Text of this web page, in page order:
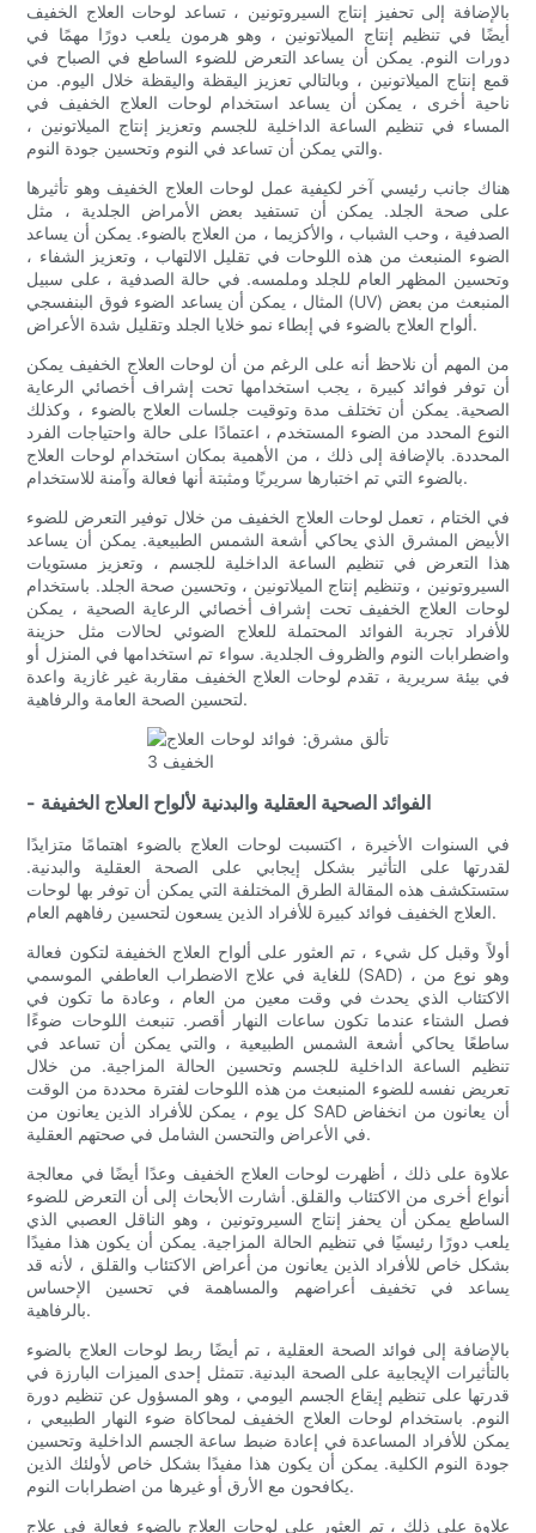
بالإضافة إلى تحفيز إنتاج السيروتونين ، تساعد لوحات العلاج الخفيف
أيضًا في تنظيم إنتاج الميلاتونين ، وهو هرمون يلعب دورًا مهمًا في
دورات النوم. يمكن أن يساعد التعرض للضوء الساطع في الصباح في
قمع إنتاج الميلاتونين ، وبالتالي تعزيز اليقظة واليقظة خلال اليوم. من
ناحية أخرى ، يمكن أن يساعد استخدام لوحات العلاج الخفيف في
المساء في تنظيم الساعة الداخلية للجسم وتعزيز إنتاج الميلاتونين ،
والتي يمكن أن تساعد في النوم وتحسين جودة النوم.
هناك جانب رئيسي آخر لكيفية عمل لوحات العلاج الخفيف وهو تأثيرها
على صحة الجلد. يمكن أن تستفيد بعض الأمراض الجلدية ، مثل
الصدفية ، وحب الشباب ، والأكزيما ، من العلاج بالضوء. يمكن أن يساعد
الضوء المنبعث من هذه اللوحات في تقليل الالتهاب ، وتعزيز الشفاء ،
وتحسين المظهر العام للجلد وملمسه. في حالة الصدفية ، على سبيل
المثال ، يمكن أن يساعد الضوء فوق البنفسجي (UV) المنبعث من بعض
ألواح العلاج بالضوء في إبطاء نمو خلايا الجلد وتقليل شدة الأعراض.
من المهم أن نلاحظ أنه على الرغم من أن لوحات العلاج الخفيف يمكن
أن توفر فوائد كبيرة ، يجب استخدامها تحت إشراف أخصائي الرعاية
الصحية. يمكن أن تختلف مدة وتوقيت جلسات العلاج بالضوء ، وكذلك
النوع المحدد من الضوء المستخدم ، اعتمادًا على حالة واحتياجات الفرد
المحددة. بالإضافة إلى ذلك ، من الأهمية بمكان استخدام لوحات العلاج
بالضوء التي تم اختبارها سريريًا ومثبتة أنها فعالة وآمنة للاستخدام.
في الختام ، تعمل لوحات العلاج الخفيف من خلال توفير التعرض للضوء
الأبيض المشرق الذي يحاكي أشعة الشمس الطبيعية. يمكن أن يساعد
هذا التعرض في تنظيم الساعة الداخلية للجسم ، وتعزيز مستويات
السيروتونين ، وتنظيم إنتاج الميلاتونين ، وتحسين صحة الجلد. باستخدام
لوحات العلاج الخفيف تحت إشراف أخصائي الرعاية الصحية ، يمكن
للأفراد تجربة الفوائد المحتملة للعلاج الضوئي لحالات مثل حزينة
واضطرابات النوم والظروف الجلدية. سواء تم استخدامها في المنزل أو
في بيئة سريرية ، تقدم لوحات العلاج الخفيف مقاربة غير غازية واعدة
لتحسين الصحة العامة والرفاهية.
- الفوائد الصحية العقلية والبدنية لألواح العلاج الخفيفة
في السنوات الأخيرة ، اكتسبت لوحات العلاج بالضوء اهتمامًا متزايدًا
لقدرتها على التأثير بشكل إيجابي على الصحة العقلية والبدنية.
ستستكشف هذه المقالة الطرق المختلفة التي يمكن أن توفر بها لوحات
العلاج الخفيف فوائد كبيرة للأفراد الذين يسعون لتحسين رفاههم العام.
أولاً وقبل كل شيء ، تم العثور على ألواح العلاج الخفيفة لتكون فعالة
للغاية في علاج الاضطراب العاطفي الموسمي (SAD) ، وهو نوع من
الاكتئاب الذي يحدث في وقت معين من العام ، وعادة ما تكون في
فصل الشتاء عندما تكون ساعات النهار أقصر. تنبعث اللوحات ضوءًا
ساطعًا يحاكي أشعة الشمس الطبيعية ، والتي يمكن أن تساعد في
تنظيم الساعة الداخلية للجسم وتحسين الحالة المزاجية. من خلال
تعريض نفسه للضوء المنبعث من هذه اللوحات لفترة محددة من الوقت
كل يوم ، يمكن للأفراد الذين يعانون من SAD أن يعانون من انخفاض
في الأعراض والتحسن الشامل في صحتهم العقلية.
علاوة على ذلك ، أظهرت لوحات العلاج الخفيف وعدًا أيضًا في معالجة
أنواع أخرى من الاكتئاب والقلق. أشارت الأبحاث إلى أن التعرض للضوء
الساطع يمكن أن يحفز إنتاج السيروتونين ، وهو الناقل العصبي الذي
يلعب دورًا رئيسيًا في تنظيم الحالة المزاجية. يمكن أن يكون هذا مفيدًا
بشكل خاص للأفراد الذين يعانون من أعراض الاكتئاب والقلق ، لأنه قد
يساعد في تخفيف أعراضهم والمساهمة في تحسين الإحساس
بالرفاهية.
بالإضافة إلى فوائد الصحة العقلية ، تم أيضًا ربط لوحات العلاج بالضوء
بالتأثيرات الإيجابية على الصحة البدنية. تتمثل إحدى الميزات البارزة في
قدرتها على تنظيم إيقاع الجسم اليومي ، وهو المسؤول عن تنظيم دورة
النوم. باستخدام لوحات العلاج الخفيف لمحاكاة ضوء النهار الطبيعي ،
يمكن للأفراد المساعدة في إعادة ضبط ساعة الجسم الداخلية وتحسين
جودة النوم الكلية. يمكن أن يكون هذا مفيدًا بشكل خاص لأولئك الذين
يكافحون مع الأرق أو غيرها من اضطرابات النوم.
علاوة على ذلك ، تم العثور على لوحات العلاج بالضوء فعالة في علاج